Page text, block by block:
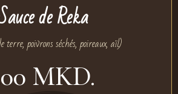
de Reka
terre, poivrons séchés, poireaux, aïl)
MKD.